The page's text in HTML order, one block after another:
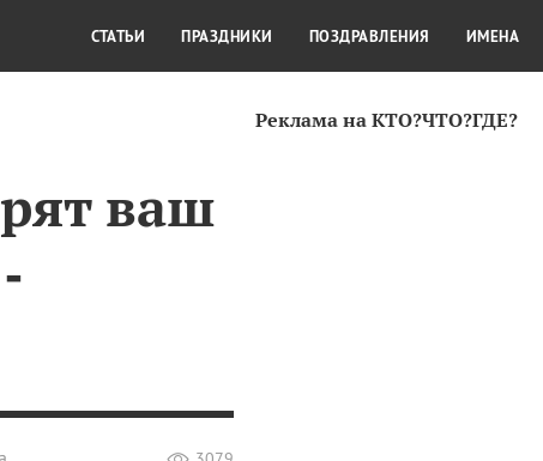
ваш
Реклама на КТО?ЧТО?ГДЕ?
КУЛЬТУРА КРАСОТА
СТАТЬИ ПРАЗДНИКИ ПОЗДРАВЛЕНИЯ ИМЕНА